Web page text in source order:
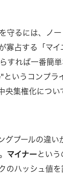
守るには、ノ
寡占する「マ
すれば一番簡
いうコンプラ
集権化につい
グプールの違
マイナー とい
のハッシュ値